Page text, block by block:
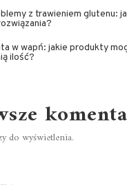
z trawieniem glutenu:
w wapń: jakie produkty
ilość?
do wyświetlenia.